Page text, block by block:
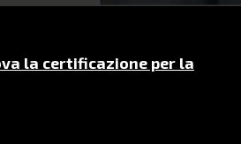
la certificazione per la